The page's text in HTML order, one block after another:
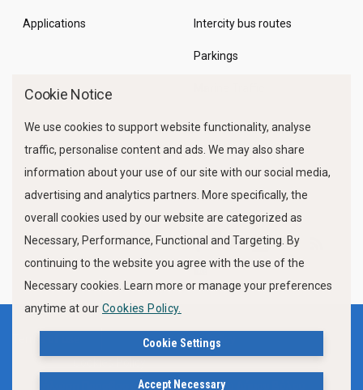
Applications Intercity bus routes
Parkings
FOLLOW US
Privacy Policy
Δήλωση Προσβασιμότητας Ιστότοπου Δήμου Βόλου
Cookie Notice
We use cookies to support website functionality, analyse
traffic, personalise content and ads. We may also share
information about your use of our site with our social media,
advertising and analytics partners. More specifically, the
overall cookies used by our website are categorized as
Necessary, Performance, Functional and Targeting. By
continuing to the website you agree with the use of the
Necessary cookies. Learn more or manage your preferences
anytime at our Cookies Policy.
Cookie Settings
Accept Necessary